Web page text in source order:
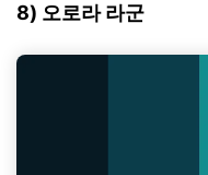
8) 오로라 라군